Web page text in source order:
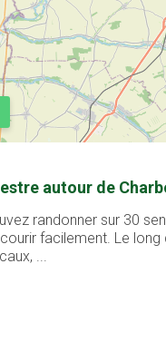
autour de
randonner sur 30
facilement. Le
...